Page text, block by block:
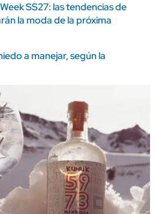
SS27: las tendencias de
la moda de la próxima
a manejar, según la